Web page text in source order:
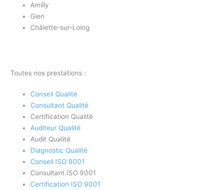
Amilly
Gien
Châlette-sur-Loing
Toutes nos prestations :
Conseil Qualité
Consultant Qualité
Certification Qualité
Auditeur Qualité
Audit Qualité
Diagnostic Qualité
Conseil ISO 9001
Consultant ISO 9001
Certification ISO 9001